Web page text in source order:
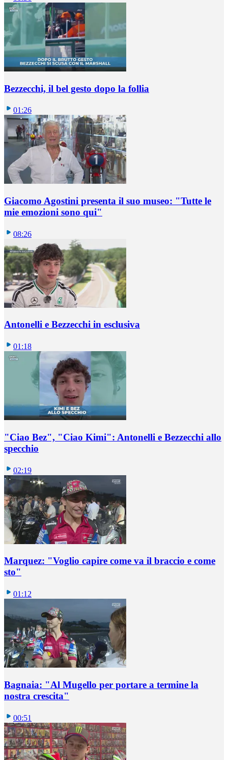
Bezzecchi, il bel gesto dopo la follia
01:26
Giacomo Agostini presenta il suo museo: "Tutte le
mie emozioni sono qui"
08:26
Antonelli e Bezzecchi in esclusiva
01:18
"Ciao Bez", "Ciao Kimi": Antonelli e Bezzecchi allo
specchio
02:19
Marquez: "Voglio capire come va il braccio e come
sto"
01:12
Bagnaia: "Al Mugello per portare a termine la
nostra crescita"
00:51